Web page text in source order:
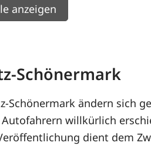
anzeigen
Schönermark
Schönermark ändern sich
willkürlich
dient dem